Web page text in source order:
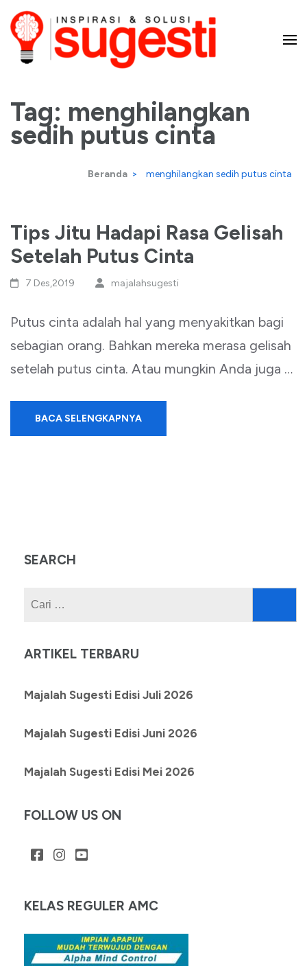
Lompat
ke
konten
Enter)
dan Solusi
Tag: menghilangkan
sedih putus cinta
Beranda > menghilangkan sedih putus cinta
Tips Jitu Hadapi Rasa Gelisah
Setelah Putus Cinta
7 Des,2019 majalahsugesti
Putus cinta adalah hal yang menyakitkan bagi
sebagian orang. Bahkan mereka merasa gelisah
setelah putus cinta. Atau mungkin Anda juga …
BACA SELENGKAPNYA
SEARCH
ARTIKEL TERBARU
Majalah Sugesti Edisi Juli 2026
Majalah Sugesti Edisi Juni 2026
Majalah Sugesti Edisi Mei 2026
FOLLOW US ON
KELAS REGULER AMC